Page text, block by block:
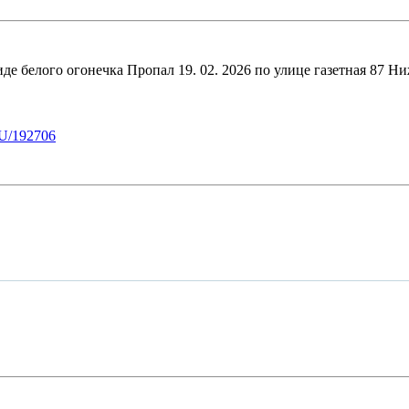
огонечка Пропал 19. 02. 2026 по улице газетная 87
192706